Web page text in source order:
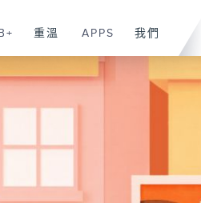
重溫 APPS 我們